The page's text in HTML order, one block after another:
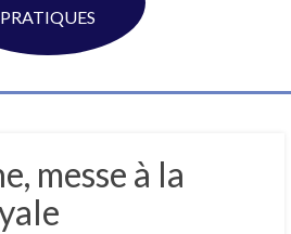
PRATIQUES
messe à la